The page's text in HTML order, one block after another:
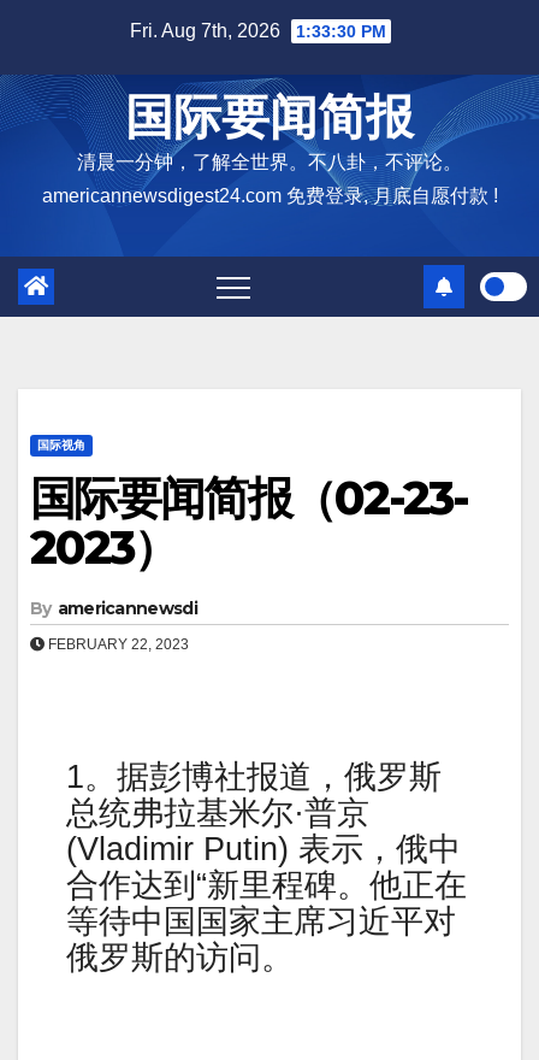
content
Fri. Aug 7th, 2026 1:33:31 PM
国际要闻简报
清晨一分钟，了解全世界。不八卦，不评论。
americannewsdigest24.com 免费登录, 月底自愿付款 !
国际视角
国际要闻简报（02-23-
2023）
By americannewsdi
FEBRUARY 22, 2023
1。据彭博社报道，俄罗斯
总统弗拉基米尔·普京
(Vladimir Putin) 表示，俄中
合作达到“新里程碑。他正在
等待中国国家主席习近平对
俄罗斯的访问。